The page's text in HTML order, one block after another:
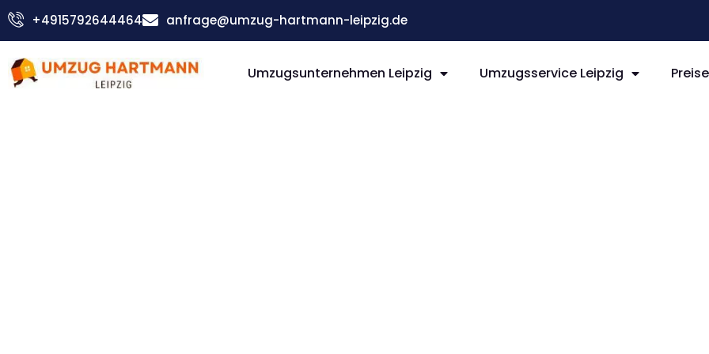
Zum
Inhalt
+4915792644464 anfrage@umzug-hartmann-leipzig.de
Umzugsunternehmen Leipzig Umzugsservice Leipzig Preise